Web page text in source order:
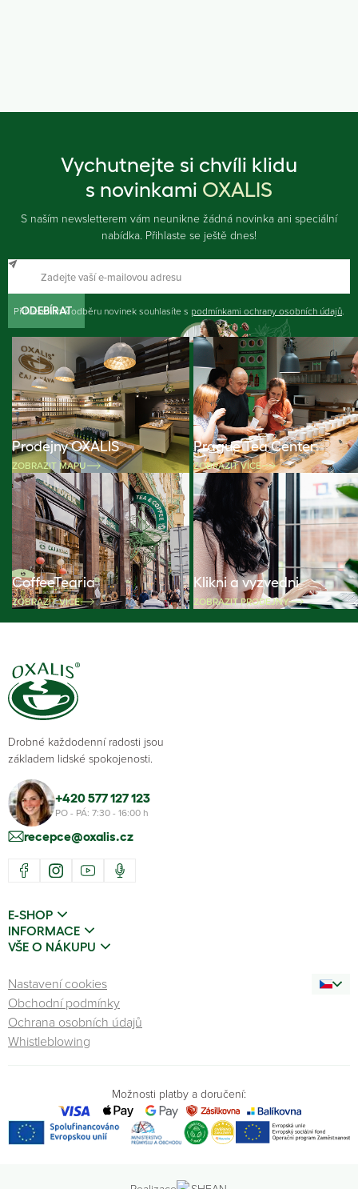
Vychutnejte si chvíli klidu
s novinkami OXALIS
S naším newsletterem vám neunikne žádná novinka ani speciální
nabídka. Přihlaste se ještě dnes!
ODEBÍRAT
Přihlášením k odběru novinek souhlasíte s podmínkami ochrany osobních údajů.
Prodejny OXALIS
ZOBRAZIT MAPU
Prague Tea Center
ZOBRAZIT VÍCE
CoffeeTearia
ZOBRAZIT VÍCE
Klikni a vyzvedni
ZOBRAZIT PRODEJNY
Drobné každodenní radosti jsou
základem lidské spokojenosti.
+420 577 127 123
PO - PÁ: 7:30 - 16:00 h
recepce@oxalis.cz
E-SHOP
INFORMACE
VŠE O NÁKUPU
Nastavení cookies
Obchodní podmínky
Ochrana osobních údajů
Whistleblowing
Možnosti platby a doručení: